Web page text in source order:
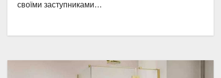
своїми заступниками…